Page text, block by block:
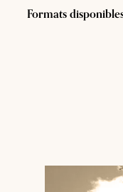
Formats